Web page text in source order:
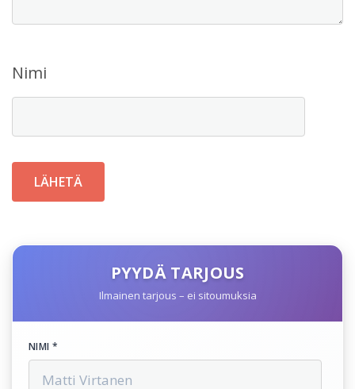
Nimi
PYYDÄ TARJOUS
Ilmainen tarjous – ei sitoumuksia
NIMI *